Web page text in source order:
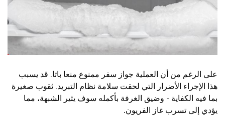
على الرغم من أن العملية جواز سفر ممنوع منعا باتا. قد يسبب
هذا الإجراء الأضرار التي لحقت سلامة نظام التبريد. ثقوب صغيرة
بما فيه الكفاية - وضيق الغرفة بأكمله سوف يثير الشبهة، مما
يؤدي إلى تسرب غاز الفريون.